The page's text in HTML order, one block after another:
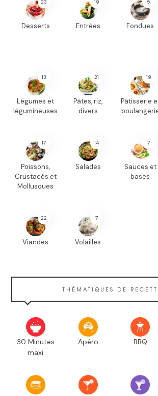
23
Desserts
19
Entrées
5
Fondues
13
Légumes et
légumineuses
21
Pâtes, riz,
divers
19
Pâtisserie
17
Poissons,
Crustacés et
Mollusques
14
Salades
7
Sauces et
bases
22
Viandes
7
Volailles
THÉMATIQUES DE
30 Minutes
maxi
Apéro BBQ